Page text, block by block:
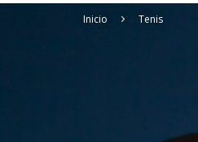
Inicio Tenis